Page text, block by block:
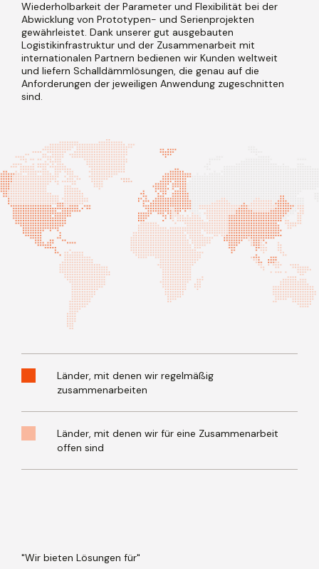
Wiederholbarkeit der Parameter und Flexibilität bei der
Abwicklung von Prototypen- und Serienprojekten
gewährleistet. Dank unserer gut ausgebauten
Logistikinfrastruktur und der Zusammenarbeit mit
internationalen Partnern bedienen wir Kunden weltweit
und liefern Schalldämmlösungen, die genau auf die
Anforderungen der jeweiligen Anwendung zugeschnitten
sind.
Länder, mit denen wir regelmäßig
zusammenarbeiten
Länder, mit denen wir für eine Zusammenarbeit
offen sind
"Wir bieten Lösungen für"